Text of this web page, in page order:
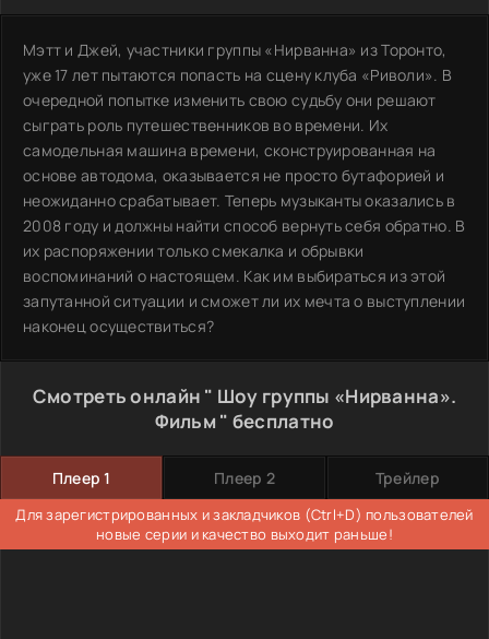
Мэтт и Джей, участники группы «Нирванна» из Торонто,
уже 17 лет пытаются попасть на сцену клуба «Риволи». В
очередной попытке изменить свою судьбу они решают
сыграть роль путешественников во времени. Их
самодельная машина времени, сконструированная на
основе автодома, оказывается не просто бутафорией и
неожиданно срабатывает. Теперь музыканты оказались в
2008 году и должны найти способ вернуть себя обратно. В
их распоряжении только смекалка и обрывки
воспоминаний о настоящем. Как им выбираться из этой
запутанной ситуации и сможет ли их мечта о выступлении
наконец осуществиться?
Смотреть онлайн " Шоу группы «Нирванна».
Фильм " бесплатно
Плеер 1 Плеер 2 Трейлер
Для зарегистрированных и закладчиков (Ctrl+D) пользователей
новые серии и качество выходит раньше!